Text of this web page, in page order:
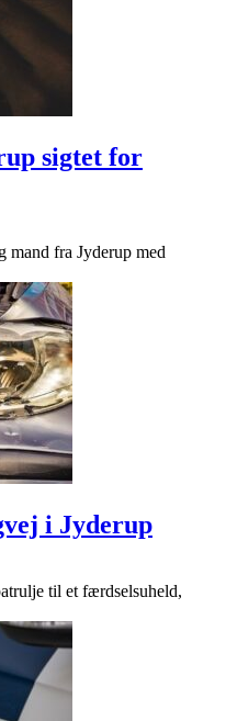
sigtet for
mand fra Jyderup med
i Jyderup
til et færdselsuheld,